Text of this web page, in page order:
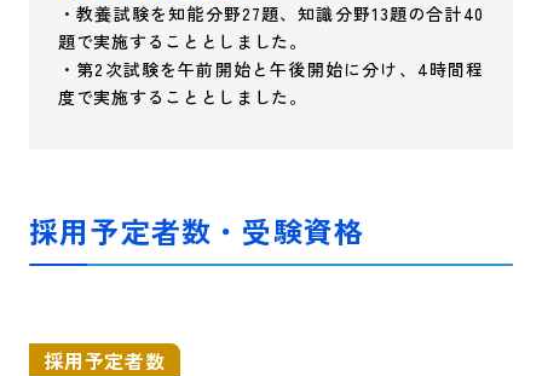
・教養試験を知能分野27題、知識分野13題の合計40
題で実施することとしました。
・第2次試験を午前開始と午後開始に分け、4時間程
度で実施することとしました。
採用予定者数・受験資格
採用予定者数